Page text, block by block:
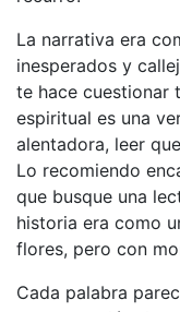
La narrativa era
inesperados y
te hace cuestionar
espiritual es una
alentadora, leer
Lo recomiendo
que busque una
historia era como
flores, pero con
Cada palabra